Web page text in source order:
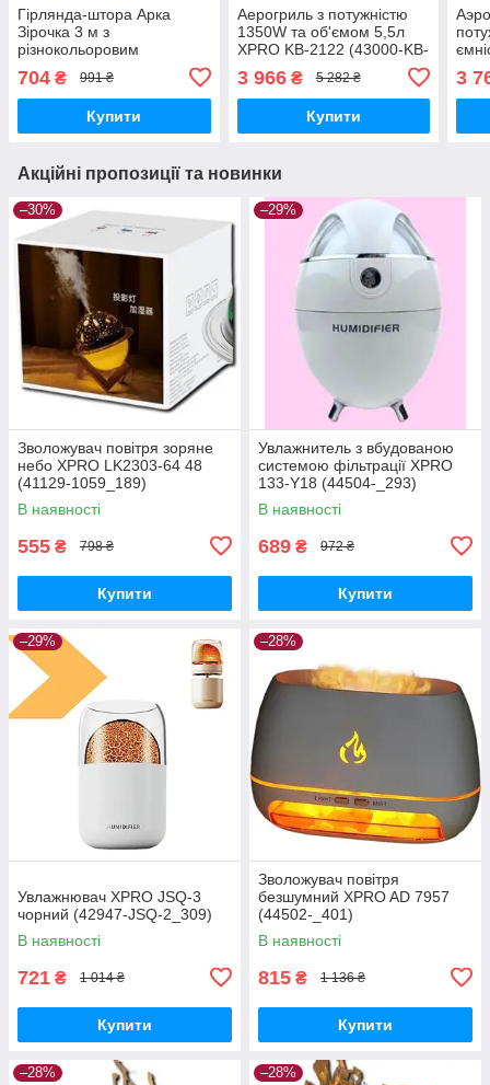
Гірлянда-штора Арка
Зірочка 3 м з
різнокольоровим
55_305)
704 ₴ 991 ₴
Купити
Аерогриль з потужністю
1350W та об'ємом 5,5л
XPRO KB-2122 (43000-KB-
3 966₴ 5 282 ₴
Купити
3
Акційні пропозиції та новинки
–30%
Зволожувач повітря зоряне
небо XPRO LK2303-64 48
(41129-1059_189)
В наявності
555 ₴ 798 ₴
Купити
–29%
Увлажнитель з вбудованою
системою фільтрації XPRO
133-Y18 (44504-_293)
В наявності
689 ₴ 972 ₴
Купити
–29%
Увлажнювач XPRO JSQ-3
чорний (42947-JSQ-2_309)
В наявності
721 ₴ 1 014 ₴
Купити
–28%
Зволожувач повітря
безшумний XPRO AD 7957
(44502-_401)
В наявності
815 ₴ 1 136 ₴
Купити
–28% –28%